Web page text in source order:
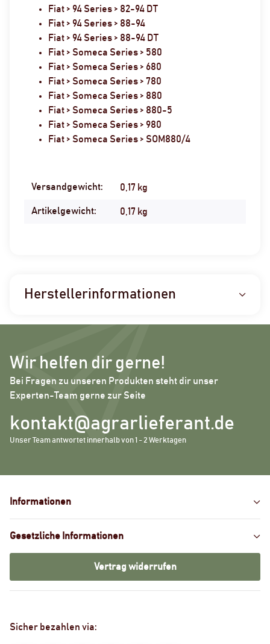
Fiat > 94 Series > 82-94 DT
Fiat > 94 Series > 88-94
Fiat > 94 Series > 88-94 DT
Fiat > Someca Series > 580
Fiat > Someca Series > 680
Fiat > Someca Series > 780
Fiat > Someca Series > 880
Fiat > Someca Series > 880-5
Fiat > Someca Series > 980
Fiat > Someca Series > SOM880/4
Produkteigenschaft
Wert
Versandgewicht: 0,17 kg
Artikelgewicht: 0,17 kg
Herstellerinformationen
Wir helfen dir gerne!
Bei Fragen zu unseren Produkten steht dir unser
Experten-Team gerne zur Seite
kontakt@agrarlieferant.de
Unser Team antwortet innerhalb von 1 - 2 Werktagen
Informationen
Gesetzliche Informationen
Vertrag widerrufen
Sicher bezahlen via: